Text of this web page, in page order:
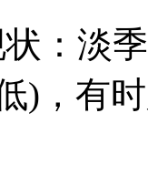
：淡
)，有